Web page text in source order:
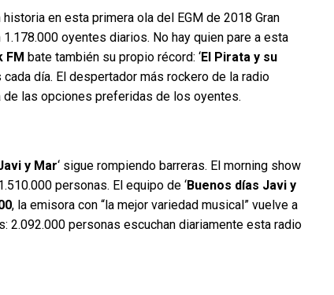
historia en esta primera ola del EGM de 2018 Gran
1.178.000 oyentes diarios. No hay quien pare a esta
FM bate también su propio récord: ‘El Pirata y su
cada día. El despertador más rockero de la radio
las opciones preferidas de los oyentes.
y Mar‘ sigue rompiendo barreras. El morning show
personas. El equipo de ‘Buenos días Javi y
, la emisora con “la mejor variedad musical” vuelve a
2.092.000 personas escuchan diariamente esta radio